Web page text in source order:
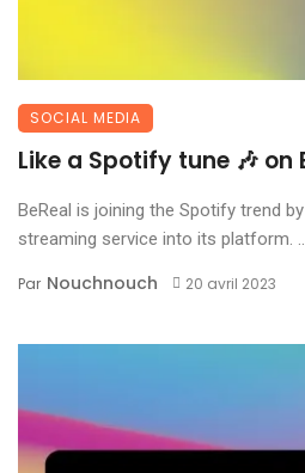
SOCIAL MEDIA
Like a Spotify tune 🎶 on
BeReal is joining the Spotify trend
streaming service into its platform. ...
Par Nouchnouch 20 avril 2023